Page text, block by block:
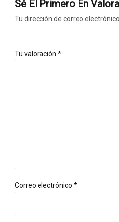
Sé El Primero En
Tu dirección de correo
Tu valoración *
Correo electrónico *